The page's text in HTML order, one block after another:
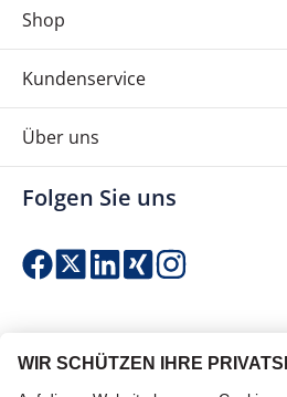
Shop
Kundenservice
Über uns
Folgen Sie uns
Einfach & sicher bezahlen